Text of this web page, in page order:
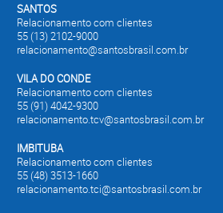
SANTOS
Relacionamento com clientes
55 (13) 2102-9000
relacionamento@santosbrasil.com.br
VILA DO CONDE
Relacionamento com clientes
55 (91) 4042-9300
relacionamento.tcv@santosbrasil.com.br
IMBITUBA
Relacionamento com clientes
55 (48) 3513-1660
relacionamento.tci@santosbrasil.com.br